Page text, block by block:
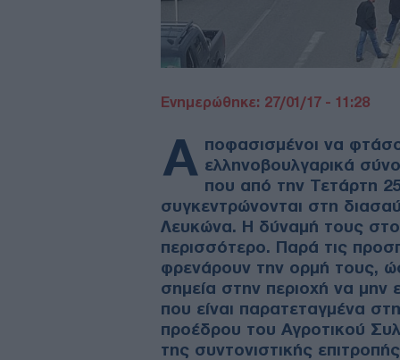
Ενημερώθηκε: 27/01/17 - 11:28
Α ποφασισμένοι να
ελληνοβουλγαρικά
που από την Τετάρτη
συγκεντρώνονται στη
Λευκώνα. Η δύναμή τους στο
περισσότερο. Παρά τις
φρενάρουν την ορμή τους,
σημεία στην περιοχή να
που είναι παρατεταγμένα
προέδρου του Αγροτικού
της συντονιστικής